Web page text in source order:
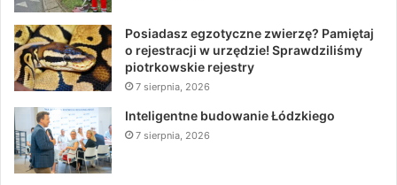
Posiadasz egzotyczne zwierzę? Pamiętaj
o rejestracji w urzędzie! Sprawdziliśmy
piotrkowskie rejestry
7 sierpnia, 2026
Inteligentne budowanie Łódzkiego
7 sierpnia, 2026